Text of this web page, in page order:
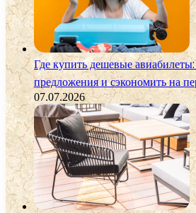
Где купить дешевые
предложения и сэкономить на
07.07.2026